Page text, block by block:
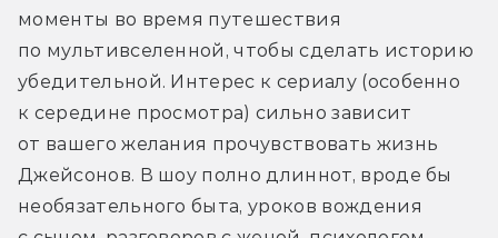
моменты во время путешествия
по мультивселенной, чтобы сделать историю
убедительной. Интерес к сериалу (особенно
к середине просмотра) сильно зависит
от вашего желания прочувствовать жизнь
Джейсонов. В шоу полно длиннот, вроде бы
необязательного быта, уроков вождения